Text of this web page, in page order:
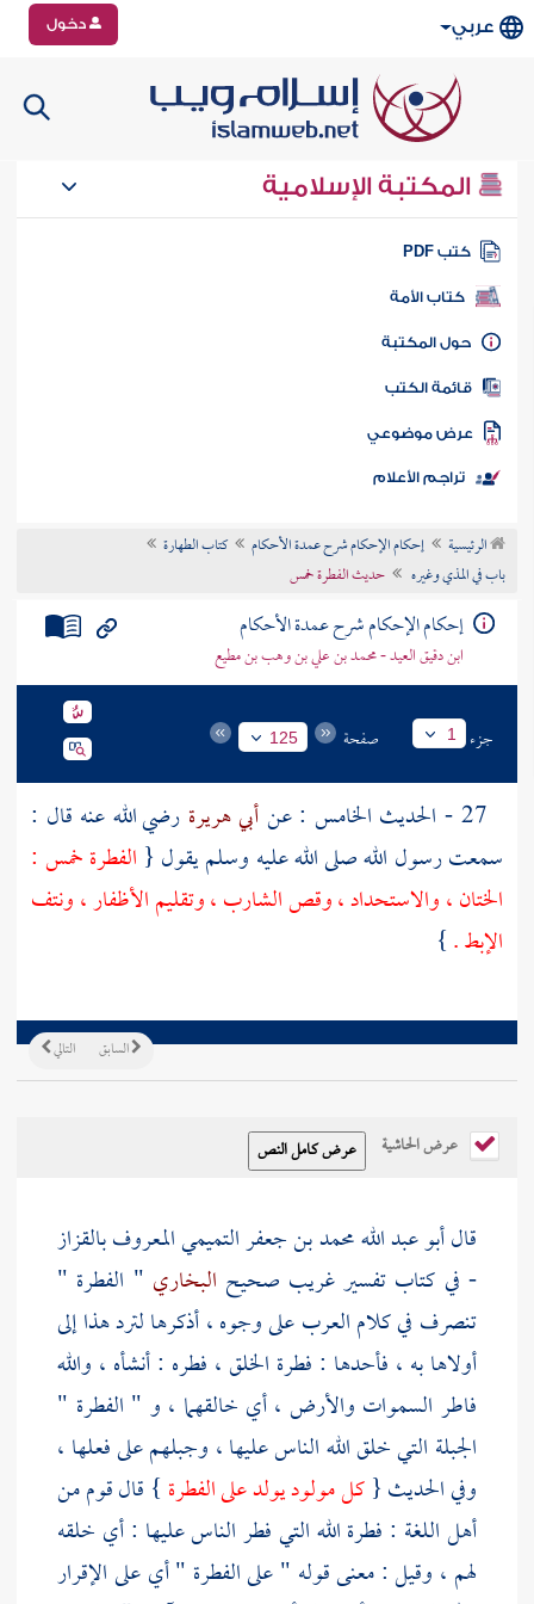
عربي دخول
المكتبة الإسلامية
كتب PDF
كتاب الأمة
المكتبة
الكتب
موضوعي
تراجم الأعلام
الرئيسية إحكام الإحكام شرح عمدة الأحكام
كتاب الطهارة
باب في المذي وغيره
حديث الفطرة خمس
إحكام الإحكام شرح عمدة الأحكام
ابن دقيق العيد - محمد بن علي بن وهب بن مطيع
جزء 1 صفحة 125
أبي هريرة رضي الله عنه قال :
سمعت رسول الله صلى الله عليه وسلم يقول { الفطرة خمس :
الختان ، والاستحداد ، وقص الشارب ، وتقليم الأظفار ، ونتف
الإبط .}
التالي السابق
عرض الحاشية
قالأبو عبد الله محمد بن جعفر التميمي المعروف بالقزاز
- في كتاب تفسير غريب صحيح البخاري " الفطرة "
تنصرف في كلام العرب على وجوه ، أذكرها لترد هذا إلى
أولاها به ، فأحدها : فطرة الخلق ، فطره : أنشأه ، والله
فاطر السموات والأرض ، أي خالقهما ، و " الفطرة "
الجبلة التي خلق الله الناس عليها ، وجبلهم على فعلها ،
وفي الحديث {كل مولود يولد على الفطرة } قال قوم من
أهل اللغة : فطرة الله التي فطر الناس عليها : أي خلقه
لهم ، وقيل : معنى قوله " على الفطرة " أي على الإقرار